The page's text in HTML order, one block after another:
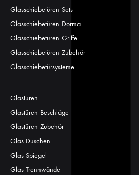
Glasschiebetüren Sets
Glasschiebetüren Dorma
Glasschiebetüren Griffe
Glasschiebetüren Zubehör
Glasschiebetürsysteme
Glastüren
Glastüren Beschläge
Glastüren Zubehör
Glas Duschen
Glas Spiegel
Glas Trennwände